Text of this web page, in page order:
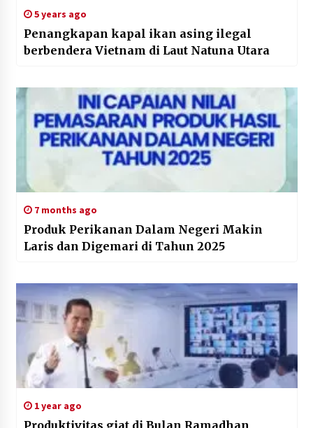
5 years ago
Penangkapan kapal ikan asing ilegal
berbendera Vietnam di Laut Natuna Utara
7 months ago
Produk Perikanan Dalam Negeri Makin
Laris dan Digemari di Tahun 2025
1 year ago
Produktivitas giat di Bulan Ramadhan